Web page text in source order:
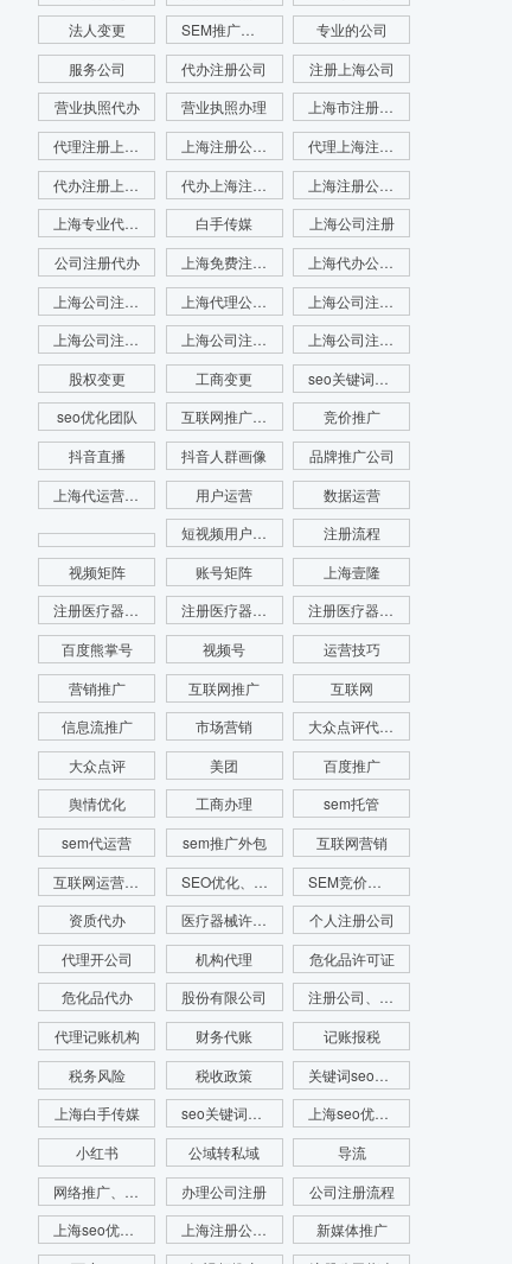
法人变更
SEM推广公司
专业的公司
服务公司
代办注册公司
注册上海公司
营业执照代办
营业执照办理
上海市注册公司
代理注册上海公司
上海注册公司代办
代理上海注册公司
代办注册上海公司
代办上海注册公司
上海注册公司咨询
上海专业代理注册公司
白手传媒
上海公司注册
公司注册代办
上海免费注册公司
上海代办公司注册
上海公司注册查名
上海代理公司注册
上海公司注册查询
上海公司注册咨询
上海公司注册代理
上海公司注册流程
股权变更
工商变更
seo关键词优化
seo优化团队
互联网推广公司
竞价推广
抖音直播
抖音人群画像
品牌推广公司
上海代运营公司
用户运营
数据运营
短视频用户画像
注册流程
视频矩阵
账号矩阵
上海壹隆
注册医疗器械公司
注册医疗器械公司代办
注册医疗器械公司电话
百度熊掌号
视频号
运营技巧
营销推广
互联网推广
互联网
信息流推广
市场营销
大众点评代运营
大众点评
美团
百度推广
舆情优化
工商办理
sem托管
sem代运营
sem推广外包
互联网营销
互联网运营推广
SEO优化、SEO网站排名、网站排名
SEM竞价、SEM竞价排名、网站排名
资质代办
医疗器械许可证代办
个人注册公司
代理开公司
机构代理
危化品许可证
危化品代办
股份有限公司
注册公司、代理记账、注册财税公司、财务服务
代理记账机构
财务代账
记账报税
税务风险
税收政策
关键词seo优化
上海白手传媒
seo关键词优化费用
上海seo优化公司
小红书
公域转私域
导流
网络推广、seo优化、新媒体运营、舆情管理、舆情系统监测、app开发、官网搭建
办理公司注册
公司注册流程
上海seo优化公司代运营公司
上海注册公司流程
新媒体推广